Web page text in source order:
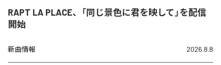
RAPT LA PLACE、「同じ景色に君を映して」を配信
開始
新曲情報 2026.8.8